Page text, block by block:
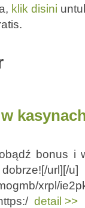
klik disini
bonus
url][/u]
xrpl/
detail >>